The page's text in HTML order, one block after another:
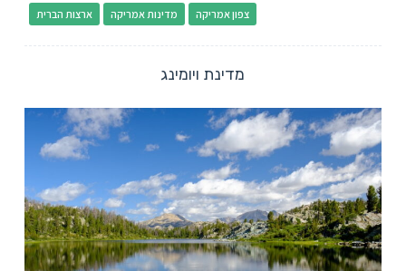
ארצות הברית מדינות אמריקה צפון אמריקה
מדינת ויומינג